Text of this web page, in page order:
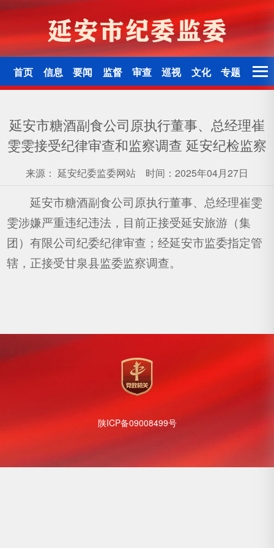
首页 信息 要闻 监督 审查 巡视 文化 专题
延安市糖酒副食公司原执行董事、总经理崔
雯雯接受纪律审查和监察调查 延安纪检监察
来源： 延安纪委监委网站 时间：2025年04月27日
延安市糖酒副食公司原执行董事、总经理崔雯
雯涉嫌严重违纪违法，目前正接受延安旅游（集
团）有限公司纪委纪律审查；经延安市监委指定管
辖，正接受甘泉县监委监察调查。
陕ICP备09008499号